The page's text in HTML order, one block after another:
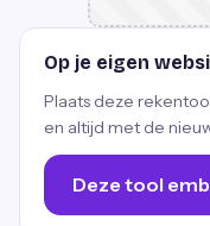
Op je eigen
Plaats deze
en altijd met de
Deze tool